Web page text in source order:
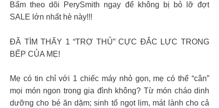
Bấm theo dõi PerySmith ngay để không bị bỏ lỡ đợt
SALE lớn nhất hè này!!!
ĐÃ TÌM THẤY 1 “TRỢ THỦ” CỰC ĐẮC LỰC TRONG
BẾP CỦA MẸ!
Mẹ có tin chỉ với 1 chiếc máy nhỏ gọn, mẹ có thể “cân”
mọi món ngon trong gia đình không? Từ món cháo dinh
dưỡng cho bé ăn dặm; sinh tố ngọt lịm, mát lành cho cả